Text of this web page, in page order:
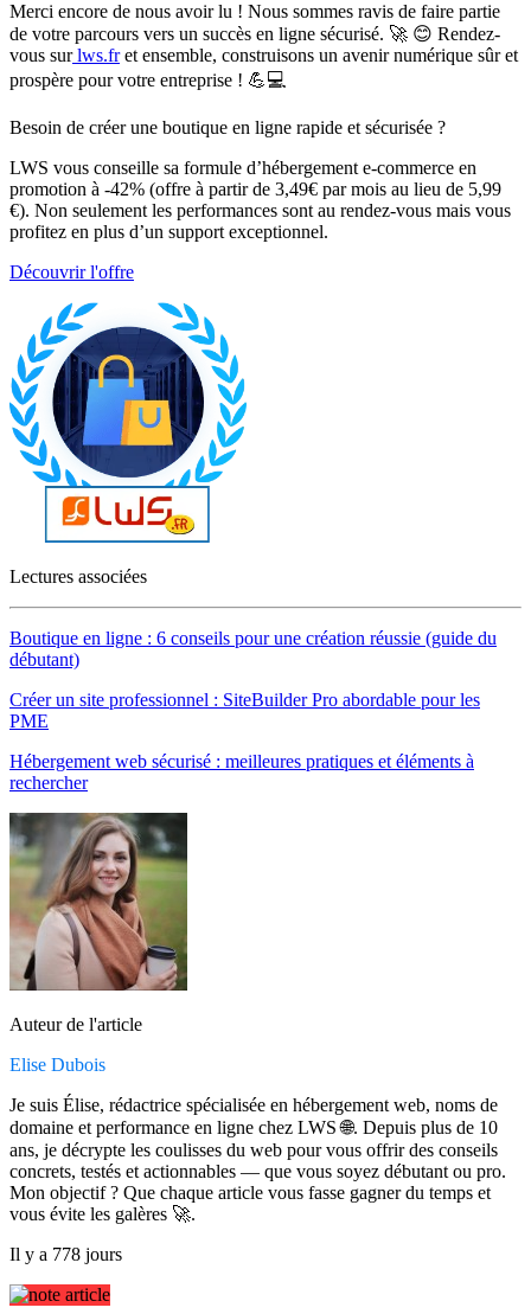
Merci encore de nous avoir lu ! Nous sommes ravis de faire partie
de votre parcours vers un succès en ligne sécurisé. 🚀 😊 Rendez-
vous surlws.fret ensemble, construisons un avenir numérique sûr et
prospère pour votre entreprise ! 💪💻
Besoin de créer une boutique en ligne rapide et sécurisée ?
LWS vous conseille sa formule d’hébergement e-commerce en
promotion à -42% (offre à partir de 3,49€ par mois au lieu de 5,99
€). Non seulement les performances sont au rendez-vous mais vous
profitez en plus d’un support exceptionnel.
Découvrir l'offre
Lectures associées
Boutique en ligne : 6 conseils pour une création réussie (guide du
débutant)
Créer un site professionnel : SiteBuilder Pro abordable pour les
PME
Hébergement web sécurisé : meilleures pratiques et éléments à
rechercher
Auteur de l'article
Elise Dubois
Je suis Élise, rédactrice spécialisée en hébergement web, noms de
domaine et performance en ligne chez LWS 🌐. Depuis plus de 10
ans, je décrypte les coulisses du web pour vous offrir des conseils
concrets, testés et actionnables — que vous soyez débutant ou pro.
Mon objectif ? Que chaque article vous fasse gagner du temps et
vous évite les galères 🚀.
Il y a 778 jours